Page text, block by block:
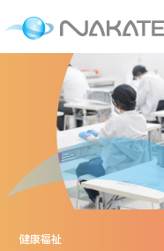
健康福祉